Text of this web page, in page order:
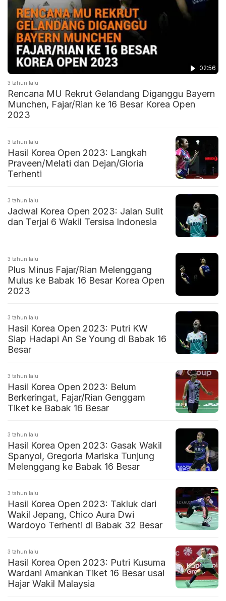
02:56
3 tahun lalu
Rencana MU Rekrut Gelandang Diganggu Bayern
Munchen, Fajar/Rian ke 16 Besar Korea Open
2023
3 tahun lalu
Hasil Korea Open 2023: Langkah
Praveen/Melati dan Dejan/Gloria
Terhenti
3 tahun lalu
Jadwal Korea Open 2023: Jalan Sulit
dan Terjal 6 Wakil Tersisa Indonesia
3 tahun lalu
Plus Minus Fajar/Rian Melenggang
Mulus ke Babak 16 Besar Korea Open
2023
3 tahun lalu
Hasil Korea Open 2023: Putri KW
Siap Hadapi An Se Young di Babak 16
Besar
3 tahun lalu
Hasil Korea Open 2023: Belum
Berkeringat, Fajar/Rian Genggam
Tiket ke Babak 16 Besar
3 tahun lalu
Hasil Korea Open 2023: Gasak Wakil
Spanyol, Gregoria Mariska Tunjung
Melenggang ke Babak 16 Besar
3 tahun lalu
Hasil Korea Open 2023: Takluk dari
Wakil Jepang, Chico Aura Dwi
Wardoyo Terhenti di Babak 32 Besar
3 tahun lalu
Hasil Korea Open 2023: Putri Kusuma
Wardani Amankan Tiket 16 Besar usai
Hajar Wakil Malaysia